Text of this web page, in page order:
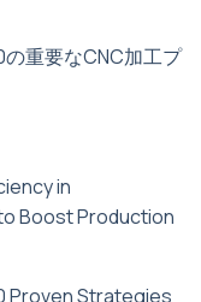
重要なCNC加工プ
in
Boost Production
Proven Strategies